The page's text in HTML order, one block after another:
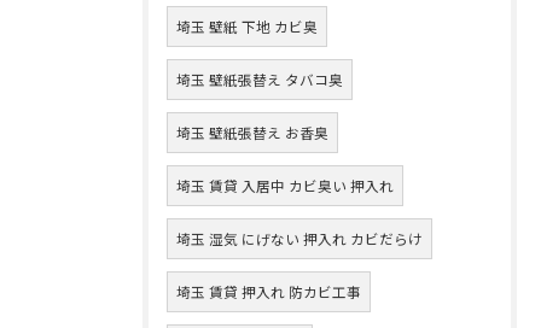
埼玉 壁紙 下地 カビ臭
埼玉 壁紙張替え タバコ臭
埼玉 壁紙張替え お香臭
埼玉 賃貸 入居中 カビ臭い 押入れ
埼玉 湿気 にげない 押入れ カビだらけ
埼玉 賃貸 押入れ 防カビ工事